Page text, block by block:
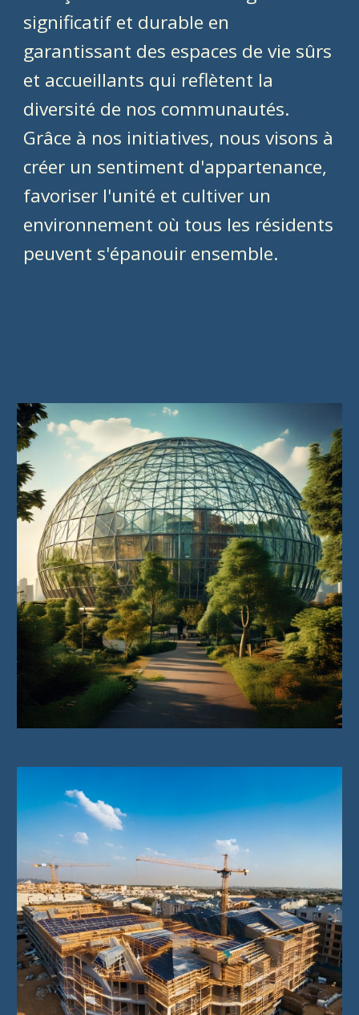
significatif et durable en
garantissant des espaces de vie sûrs
et accueillants qui reflètent la
diversité de nos communautés.
Grâce à nos initiatives, nous visons à
créer un sentiment d'appartenance,
favoriser l'unité et cultiver un
environnement où tous les résidents
peuvent s'épanouir ensemble.